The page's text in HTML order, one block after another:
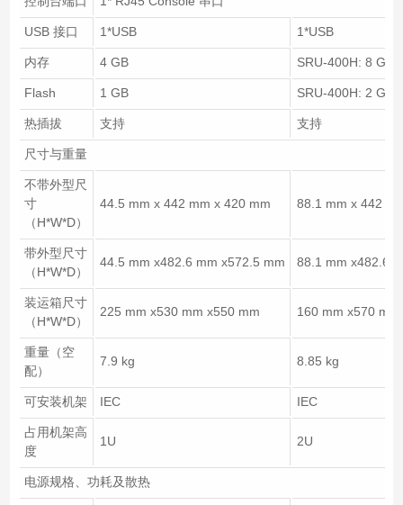
USB 接口 1*USB 1*USB
内存 4 GB SRU-400H: 8 GB
Flash 1 GB SRU-400H: 2 GB
热插拔 支持 支持
尺寸与重量
不带外型尺
寸
（H*W*D）
44.5 mm x 442 mm x 420 mm 88.1 mm x 442
带外型尺寸
（H*W*D）
44.5 mm x482.6 mm x572.5 mm 88.1 mm x482.6
装运箱尺寸
（H*W*D）
225 mm x530 mm x550 mm 160 mm x570
重量（空
配）
7.9 kg 8.85 kg
可安装机架 IEC IEC
占用机架高
度
1U 2U
电源规格、功耗及散热